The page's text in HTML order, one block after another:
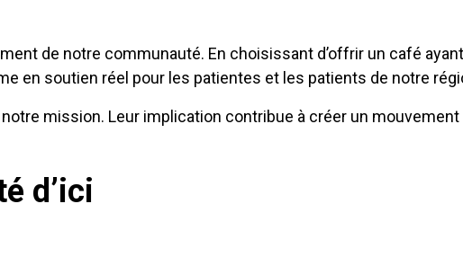
de notre communauté. En choisissant d’offrir un café
en soutien réel pour les patientes et les patients de notre
mission. Leur implication contribue à créer un
d’ici